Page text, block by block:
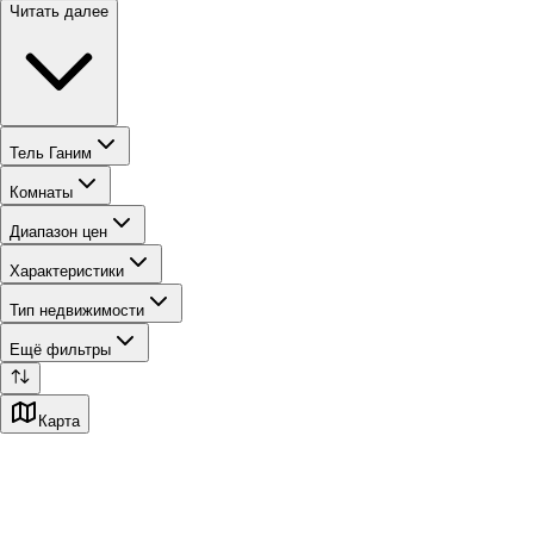
Читать далее
Тель Ганим
Комнаты
Диапазон цен
Характеристики
Тип недвижимости
Ещё фильтры
Карта